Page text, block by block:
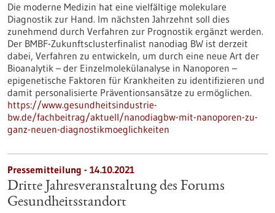
Die moderne Medizin hat eine vielfältige molekulare
Diagnostik zur Hand. Im nächsten Jahrzehnt soll dies
zunehmend durch Verfahren zur Prognostik ergänzt werden.
Der BMBF-Zukunftsclusterfinalist nanodiag BW ist derzeit
dabei, Verfahren zu entwickeln, um durch eine neue Art der
Bioanalytik – der Einzelmolekülanalyse in Nanoporen –
epigenetische Faktoren für Krankheiten zu identifizieren und
damit personalisierte Präventionsansätze zu ermöglichen.
https://www.gesundheitsindustrie-
bw.de/fachbeitrag/aktuell/nanodiagbw-mit-nanoporen-zu-
ganz-neuen-diagnostikmoeglichkeiten
Pressemitteilung - 14.10.2021
Dritte Jahresveranstaltung des Forums
Gesundheitsstandort